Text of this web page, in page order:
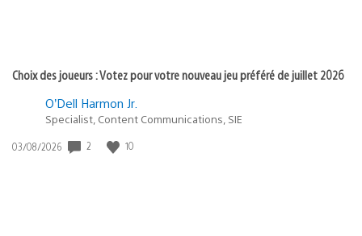
Choix des joueurs : Votez pour votre nouveau jeu préféré de juillet 2026
O’Dell Harmon Jr.
Specialist, Content Communications, SIE
Date
03/08/2026 2 10